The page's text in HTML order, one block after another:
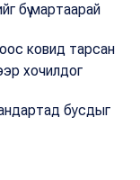
бүү мартаарай
ковид тарсан
хочилдог
бусдыг